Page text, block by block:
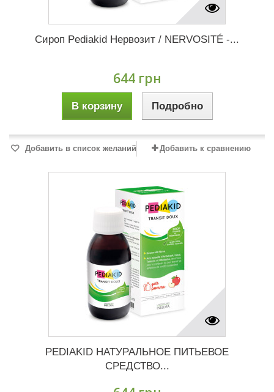
Сироп Pediakid Нервозит / NERVOSITÉ -...
644 грн
В корзину Подробно
Добавить в список желаний Добавить к сравнению
PEDIAKID НАТУРАЛЬНОЕ ПИТЬЕВОЕ
СРЕДСТВО...